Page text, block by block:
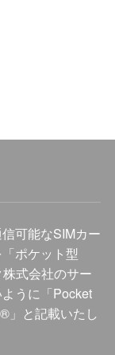
可能なSIMカー
ポケット型
式会社のサー
うに「Pocket
」と記載いたし